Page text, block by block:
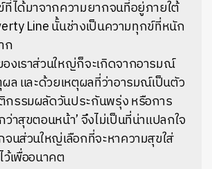
ที่ได้มาจากความยากจนที่อยู่ภายใต้
Line นั้นช่างเป็นความทุกข์ที่หนัก
ก
งเราส่วนใหญ่ก็จะเกิดจากอารมณ์
ล และด้วยเหตุผลที่ว่าอารมณ์เป็นตัว
รรมผลัดวันประกันพรุ่ง หรือการ
าสุขตอนหน้า’ จึงไม่เป็นที่น่าแปลกใจ
นส่วนใหญ่เลือกที่จะหาความสุขใส่
เพื่ออนาคต